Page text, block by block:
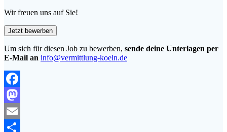
Wir freuen uns auf Sie!
Um sich für diesen Job zu bewerben, sende deine Unterlagen per
E-Mail an info@vermittlung-koeln.de
Facebook
Mastodon
Email